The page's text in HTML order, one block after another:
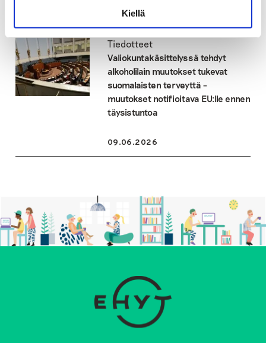
Kiellä
23.06.2026
Tiedotteet
Valiokuntakäsittelyssä tehdyt
alkoholilain muutokset tukevat
suomalaisten terveyttä –
muutokset notifioitava EU:lle ennen
täysistuntoa
09.06.2026